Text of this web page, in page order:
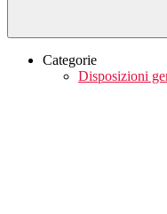
Categorie
Disposizioni